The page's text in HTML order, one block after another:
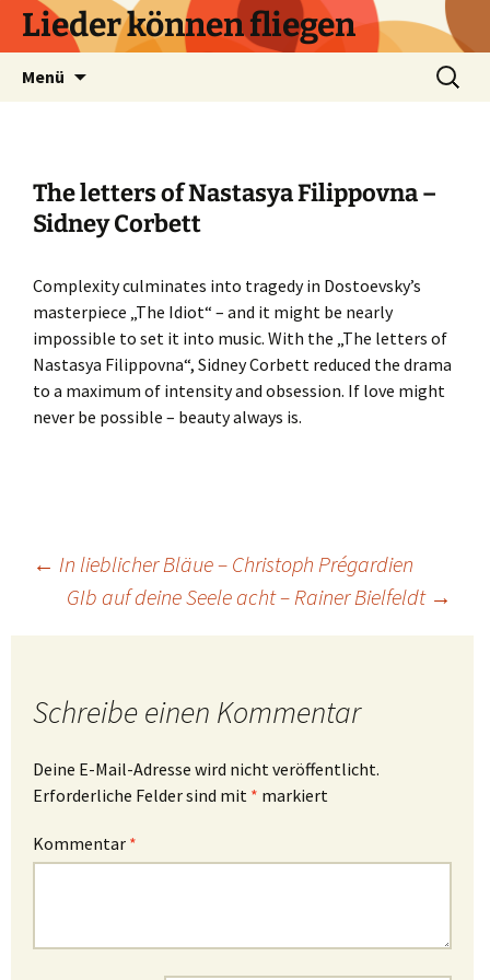
Zum
InhaltLieder können fliegen
Menü
Suchen
nach:
The letters of Nastasya Filippovna –
Sidney Corbett
Complexity culminates into tragedy in Dostoevsky’s
masterpiece „The Idiot“ – and it might be nearly
impossible to set it into music. With the „The letters of
Nastasya Filippovna“, Sidney Corbett reduced the drama
to a maximum of intensity and obsession. If love might
never be possible – beauty always is.
Beitragsnavigation
← In lieblicher Bläue – Christoph Prégardien
GIb auf deine Seele acht – Rainer Bielfeldt →
Schreibe einen Kommentar
Deine E-Mail-Adresse wird nicht veröffentlicht.
Erforderliche Felder sind mit * markiert
Kommentar *